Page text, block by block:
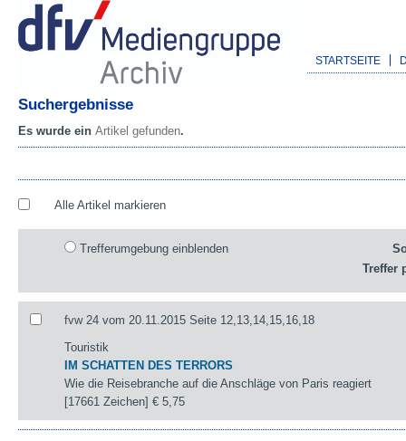
STARTSEITE
Suchergebnisse
Es wurde ein Artikel gefunden.
Alle Artikel markieren
Trefferumgebung einblenden
Treffer
fvw 24 vom 20.11.2015 Seite 12,13,14,15,16,18
Touristik
IM SCHATTEN DES TERRORS
Wie die Reisebranche auf die Anschläge von Paris reagiert
[17661 Zeichen]€ 5,75